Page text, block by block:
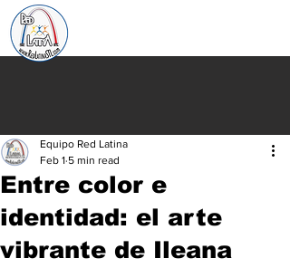
Entre color e
identidad: el arte
vibrante de Ileana
Equipo Red Latina
Feb 1 5 min read